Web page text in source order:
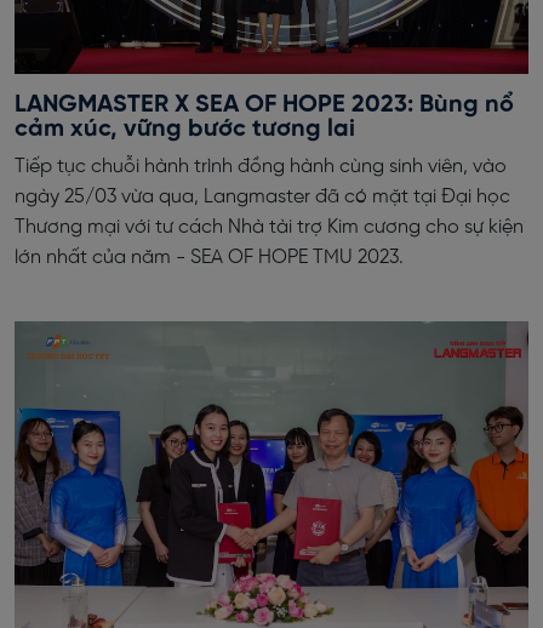
LANGMASTER X SEA OF HOPE 2023: Bùng nổ
cảm xúc, vững bước tương lai
Tiếp tục chuỗi hành trình đồng hành cùng sinh viên, vào
ngày 25/03 vừa qua, Langmaster đã có mặt tại Đại học
Thương mại với tư cách Nhà tài trợ Kim cương cho sự kiện
lớn nhất của năm - SEA OF HOPE TMU 2023.